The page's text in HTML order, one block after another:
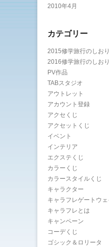
2010年4月
カテゴリー
2015修学旅行のしおり
2016修学旅行のしおり
PV作品
TABスタジオ
アウトレット
アカウント登録
アクセくじ
アクセットくじ
イベント
インテリア
エクステくじ
カラーくじ
カラースタイルくじ
キャラクター
キャラフレゲートウェ
キャラフレとは
キャンペーン
コーデくじ
ゴシック＆ロリータ